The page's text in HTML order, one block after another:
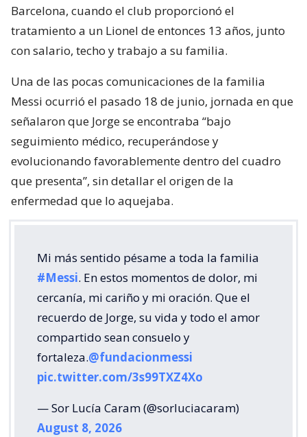
Barcelona, cuando el club proporcionó el
tratamiento a un Lionel de entonces 13 años, junto
con salario, techo y trabajo a su familia.
Una de las pocas comunicaciones de la familia
Messi ocurrió el pasado 18 de junio, jornada en que
señalaron que Jorge se encontraba “bajo
seguimiento médico, recuperándose y
evolucionando favorablemente dentro del cuadro
que presenta”, sin detallar el origen de la
enfermedad que lo aquejaba.
Mi más sentido pésame a toda la familia
#Messi. En estos momentos de dolor, mi
cercanía, mi cariño y mi oración. Que el
recuerdo de Jorge, su vida y todo el amor
compartido sean consuelo y
fortaleza.@fundacionmessi
pic.twitter.com/3s99TXZ4Xo
— Sor Lucía Caram (@sorluciacaram)
August 8, 2026